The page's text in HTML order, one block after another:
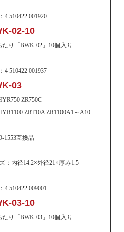
4 510422 001920
02-10
たり「BWK-02」10個入り
4 510422 001937
03
ZR750C
ZRT10A ZR1100A1～A10
1553互換品
：内径14.2×外径21×厚み1.5
4 510422 009001
03-10
たり「BWK-03」10個入り